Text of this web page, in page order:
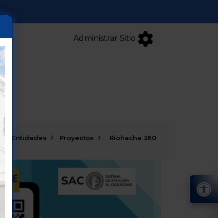
Administrar Sitio
y Entidades Proyectos Riohacha 360